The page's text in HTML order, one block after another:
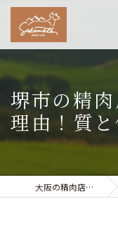
堺市の精
理由！質
大阪の精肉店なら阪本精肉店